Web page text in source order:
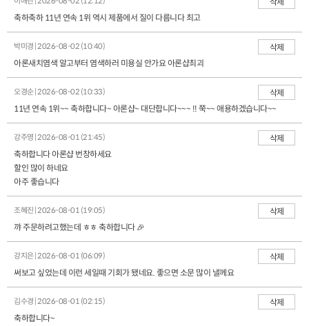
축하축하 11년 연속 1위 역시 제품에서 질이 다름니다 최고
박미경 | 2026-08-02 (10:40)
삭제
아론새치염색 알고부터 염색하러 미용실 안가요 아론샵최괴
오경순 | 2026-08-02 (10:33)
삭제
11년 연속 1위~~ 축하합니다~ 아론샵~ 대단합니다~~~ !! 쭉~~ 애용하겠습니다~~
강주영 | 2026-08-01 (21:45)
삭제
축하합니다 아론샵 번창하세요
할인 많이 하네요
아주 좋습니다
조혜진 | 2026-08-01 (19:05)
삭제
꺄 주문하려고했는데 ㅎㅎ 축하합니다 🎉
강지은 | 2026-08-01 (06:09)
삭제
써보고 싶었는데 이런 세일때 기회가 됐네요. 좋으면 소문 많이 낼께요
김수경 | 2026-08-01 (02:15)
삭제
축하합니다~